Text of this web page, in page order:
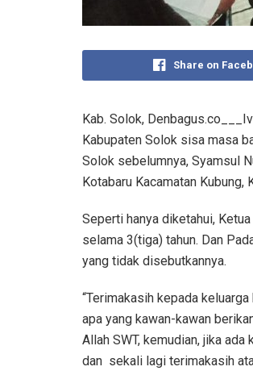
Share on
Kab. Solok,
Kabupaten Solok sisa masa
Solok sebelumnya, Syamsul
Kotabaru Kacamatan Kubung,
Seperti hanya diketahui,
selama 3(tiga) tahun. Dan
yang tidak disebutkannya.
“Terimakasih kepada
apa yang kawan-kawan
Allah SWT, kemudian, jika
dan sekali lagi terimakasih